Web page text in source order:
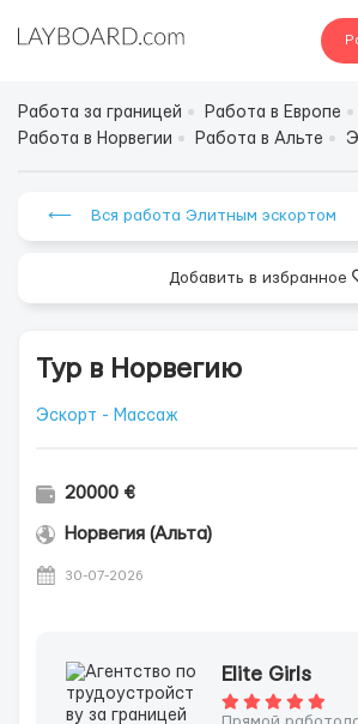
Работа за границей
Работа в Европе
Работа в Норвегии
Работа в Альте
⟵ Вся работа Элитным эскортом
Добавить в избранное
Тур в Норвегию
Эскорт - Массаж
20000 €
Норвегия (Альта)
30-07-2026
Elite Girls